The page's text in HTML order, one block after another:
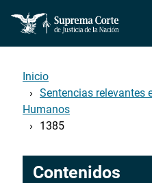
Inicio
Sentencias relevantes
Humanos
1385
Contenidos